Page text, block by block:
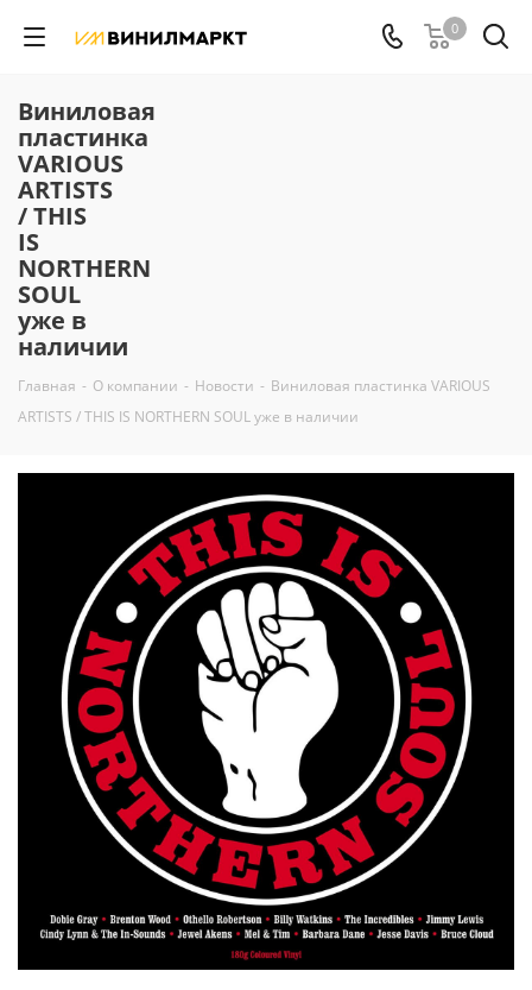
0
Виниловая
пластинка
VARIOUS
ARTISTS
/ THIS
IS
NORTHERN
SOUL
уже в
наличии
Главная - О компании - Новости - Виниловая пластинка VARIOUS
ARTISTS / THIS IS NORTHERN SOUL уже в наличии